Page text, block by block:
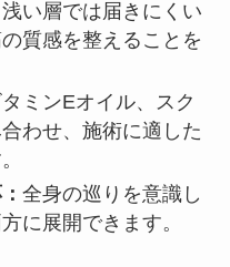
浅い層では届きにくい
質感を整えることを
ミンEオイル、スク
わせ、施術に適した
全身の巡りを意識し
に展開できます。